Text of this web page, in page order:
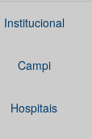
Institucional
Campi
Hospitais